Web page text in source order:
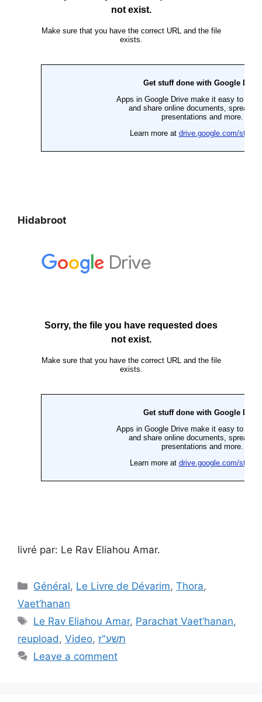
Hidabroot
livré par: Le Rav Eliahou Amar.
Général, Le Livre de Dévarim,Thora,
Vaet’hanan
Le Rav Eliahou Amar, Parachat Vaet’hanan,
reupload , Video, תשע"ז
Leave a comment